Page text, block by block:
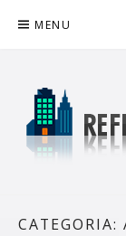
para
MENU
CATEGORIA: